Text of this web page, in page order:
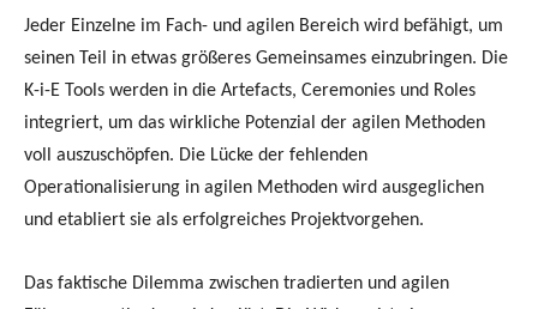
Operationalisierung in agilen Methoden wird ausgeglichen
und etabliert sie als erfolgreiches Projektvorgehen.
Das faktische Dilemma zwischen tradierten und agilen
Führungsmethoden wird gelöst. Die Wirkung ist eine
gelungene Kommunikation zwischen Fachbereich und agilem
Bereich. Das ist die Voraussetzung, damit der digitale Transfer